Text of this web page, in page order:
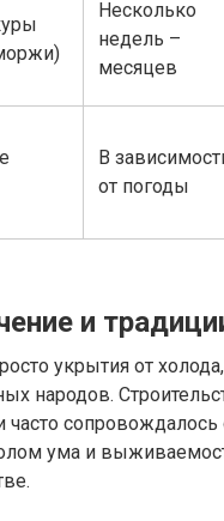
Несколько
недель –
месяцев
В
от погоды
и
укрытия от
народов.
сопровождалось
ума и